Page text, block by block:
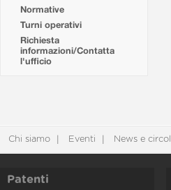
Normative
Turni operativi
Richiesta
informazioni/Contatta
l'ufficio
Chi siamo Eventi News e
Patenti